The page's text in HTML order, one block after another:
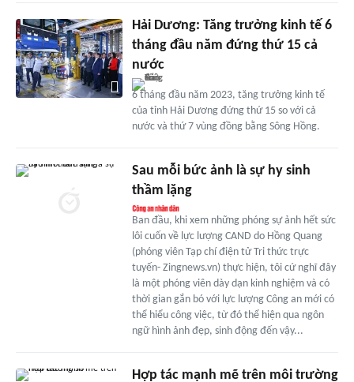
Hải Dương: Tăng trưởng kinh tế 6
tháng đầu năm đứng thứ 15 cả
nước
6 tháng đầu năm 2023, tăng trưởng kinh tế
của tỉnh Hải Dương đứng thứ 15 so với cả
nước và thứ 7 vùng đồng bằng Sông Hồng.
Sau mỗi bức ảnh là sự hy sinh
thầm lặng
Ban đầu, khi xem những phóng sự ảnh hết sức
lôi cuốn về lực lượng CAND do Hồng Quang
(phóng viên Tạp chí điện tử Tri thức trực
tuyến- Zingnews.vn) thực hiện, tôi cứ nghĩ đây
là một phóng viên dày dạn kinh nghiệm và có
thời gian gắn bó với lực lượng Công an mới có
thể hiểu công việc, từ đó thể hiện qua ngôn
ngữ hình ảnh đẹp, sinh động đến vậy...
Hợp tác mạnh mẽ trên môi trường